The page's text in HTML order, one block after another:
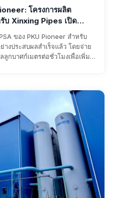
โครงการผลิต
บ Xinxing Pipes เปิด
อปีกว่า 1.76 ล้านดอลลาร์
ของ PKU Pioneer สำหรับ
างประสบผลสำเร็จแล้ว โดยจ่าย
กบาศก์เมตรต่อชั่วโมงเพื่อเพิ่ม